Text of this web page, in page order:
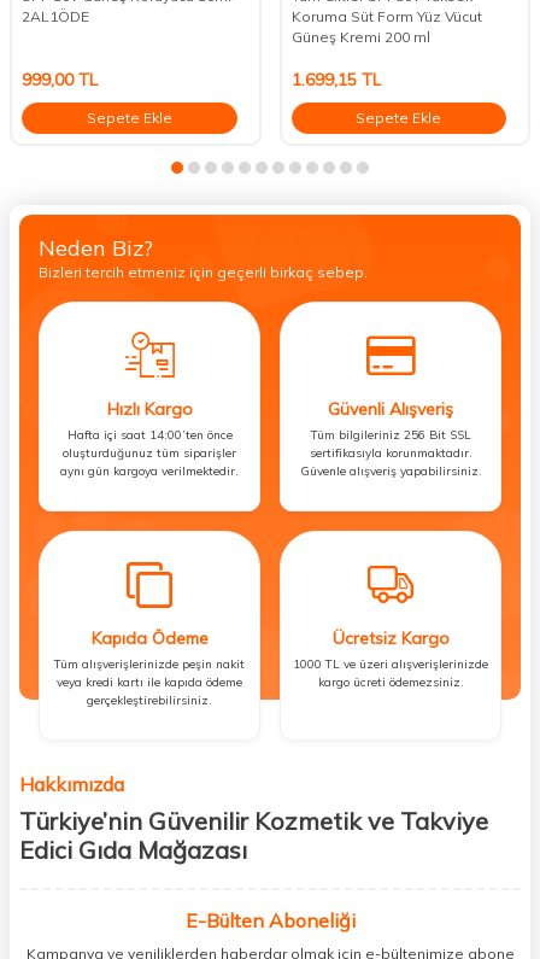
2AL1ÖDE
999,00TL
Sepete Ekle
Koruma Süt Form Yüz Vücut
Güneş Kremi 200 ml
1.699,15TL
Sepete Ekle
Neden Biz?
Bizleri tercih etmeniz için geçerli birkaç sebep.
Hızlı Kargo
Hafta içi saat 14:00’ten önce
oluşturduğunuz tüm siparişler
aynı gün kargoya verilmektedir.
Güvenli Alışveriş
Tüm bilgileriniz 256 Bit SSL
sertifikasıyla korunmaktadır.
Güvenle alışveriş yapabilirsiniz.
Kapıda Ödeme
Tüm alışverişlerinizde peşin nakit
veya kredi kartı ile kapıda ödeme
gerçekleştirebilirsiniz.
Ücretsiz Kargo
1000 TL ve üzeri alışverişlerinizde
kargo ücreti ödemezsiniz.
Hakkımızda
Türkiye’nin Güvenilir Kozmetik ve Takviye
Edici Gıda Mağazası
kişisel bakım hem de takviye edici gıda ürünlerini sizlerle
buluşturuyoruz. Artık mağaza mağaza dolaşmanıza gerek yok;
E-Bülten Aboneliği
Kampanya ve yeniliklerden haberdar olmak için e-bültenimize abone